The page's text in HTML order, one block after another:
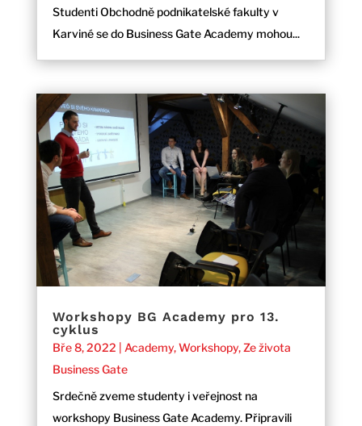
Studenti Obchodně podnikatelské fakulty v
Karviné se do Business Gate Academy mohou...
Workshopy BG Academy pro 13.
cyklus
Bře 8, 2022 | Academy,Workshopy,Ze života
Business Gate
Srdečně zveme studenty i veřejnost na
workshopy Business Gate Academy. Připravili